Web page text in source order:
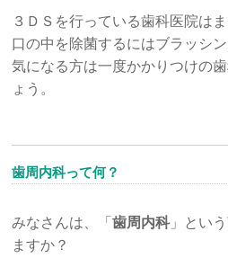
３ＤＳを行っている歯科医院は
口の中を除菌するにはブラッシ
気になる方は一度かかりつけの
ょう。
歯周内科って何？
みなさんは、「歯周内科」とい
ますか？